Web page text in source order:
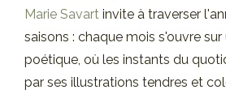
Marie Savart invite à traverser
saisons : chaque mois s'ouvre
poétique, où les instants du
par ses illustrations tendres et